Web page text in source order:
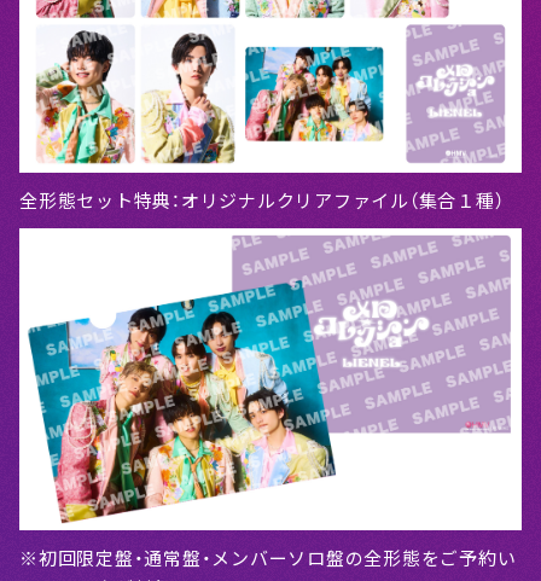
全形態セット特典：オリジナルクリアファイル（集合１種）
※初回限定盤・通常盤・メンバーソロ盤の全形態をご予約い